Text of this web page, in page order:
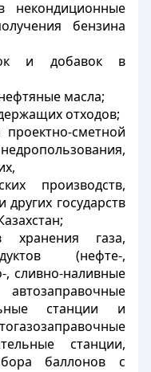
некондиционные
бензина
и добавок в
масла;
отходов;
сметной
производств,
государств
хранения газа,
(нефте-,
, сливно-наливные
станции и
станции,
баллонов с